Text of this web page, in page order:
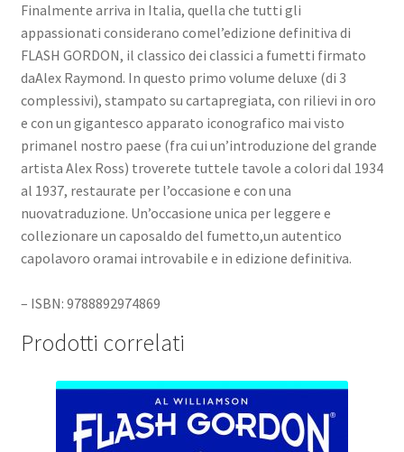
Finalmente arriva in Italia, quella che tutti gli
appassionati considerano comel’edizione definitiva di
FLASH GORDON, il classico dei classici a fumetti firmato
daAlex Raymond. In questo primo volume deluxe (di 3
complessivi), stampato su cartapregiata, con rilievi in oro
e con un gigantesco apparato iconografico mai visto
primanel nostro paese (fra cui un’introduzione del grande
artista Alex Ross) troverete tuttele tavole a colori dal 1934
al 1937, restaurate per l’occasione e con una
nuovatraduzione. Un’occasione unica per leggere e
collezionare un caposaldo del fumetto,un autentico
capolavoro oramai introvabile e in edizione definitiva.
– ISBN: 9788892974869
Prodotti correlati